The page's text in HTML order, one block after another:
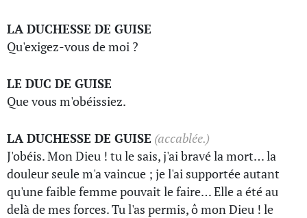
LA DUCHESSE DE GUISE
Qu'exigez-vous de moi ?
LE DUC DE GUISE
Que vous m'obéissiez.
LA DUCHESSE DE GUISE (accablée.)
J'obéis. Mon Dieu ! tu le sais, j'ai bravé la mort… la
douleur seule m'a vaincue ; je l'ai supportée autant
qu'une faible femme pouvait le faire… Elle a été au
delà de mes forces. Tu l'as permis, ô mon Dieu ! le